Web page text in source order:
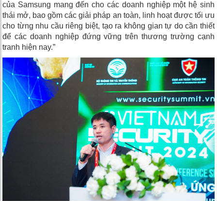
của Samsung mang đến cho các doanh nghiệp một hệ sinh
thái mở, bao gồm các giải pháp an toàn, linh hoạt được tối ưu
cho từng nhu cầu riêng biệt, tạo ra không gian tự do cần thiết
để các doanh nghiệp đứng vững trên thương trường cạnh
tranh hiện nay.”